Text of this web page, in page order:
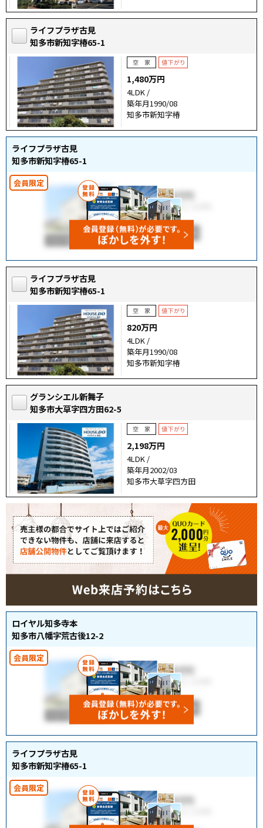
ライフプラザ古見
知多市新知字椿65-1
1,480万円
4LDK /
築年月1990/08
知多市新知字椿
ライフプラザ古見
知多市新知字椿65-1
ライフプラザ古見
知多市新知字椿65-1
820万円
4LDK /
築年月1990/08
知多市新知字椿
グランシエル新舞子
知多市大草字四方田62-5
2,198万円
4LDK /
築年月2002/03
知多市大草字四方田
ロイヤル知多寺本
知多市八幡字荒古後12-2
ライフプラザ古見
知多市新知字椿65-1